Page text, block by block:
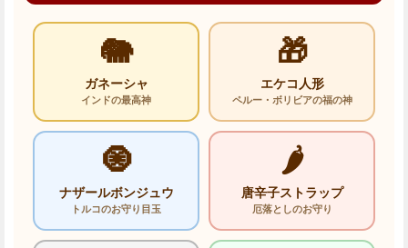
🐘
ガネーシャ
インドの最高神
🎁
エケコ人形
ペルー・ボリビアの福の神
🧿
ナザールボンジュウ
トルコのお守り目玉
🌶️
唐辛子ストラップ
厄落としのお守り